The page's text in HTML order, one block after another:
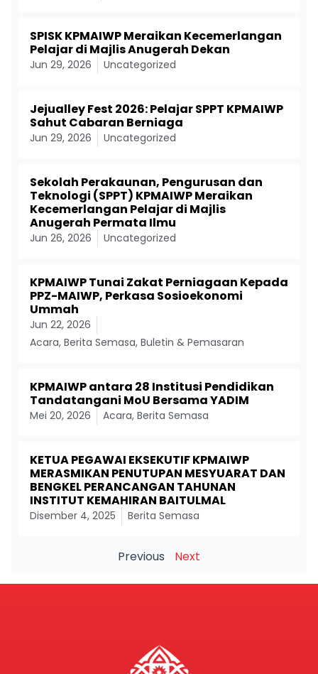
SPISK KPMAIWP Meraikan Kecemerlangan
Pelajar di Majlis Anugerah Dekan
Jun 29, 2026 Uncategorized
Jejualley Fest 2026: Pelajar SPPT KPMAIWP
Sahut Cabaran Berniaga
Jun 29, 2026 Uncategorized
Sekolah Perakaunan, Pengurusan dan
Teknologi (SPPT) KPMAIWP Meraikan
Kecemerlangan Pelajar di Majlis
Anugerah Permata Ilmu
Jun 26, 2026 Uncategorized
KPMAIWP Tunai Zakat Perniagaan Kepada
PPZ-MAIWP, Perkasa Sosioekonomi
Ummah
Jun 22, 2026
Acara, Berita Semasa, Buletin & Pemasaran
KPMAIWP antara 28 Institusi Pendidikan
Tandatangani MoU Bersama YADIM
Mei 20, 2026 Acara, Berita Semasa
KETUA PEGAWAI EKSEKUTIF KPMAIWP
MERASMIKAN PENUTUPAN MESYUARAT DAN
BENGKEL PERANCANGAN TAHUNAN
INSTITUT KEMAHIRAN BAITULMAL
Disember 4, 2025 Berita Semasa
Previous Next